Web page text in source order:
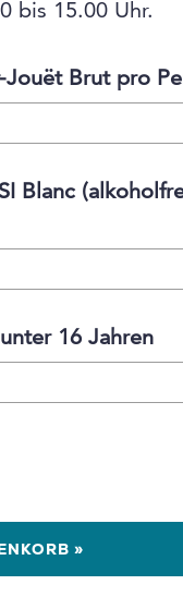
bis 15.00 Uhr.
Jouët Brut pro
Blanc
16 Jahren
»